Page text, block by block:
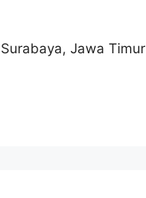
Jawa Timur